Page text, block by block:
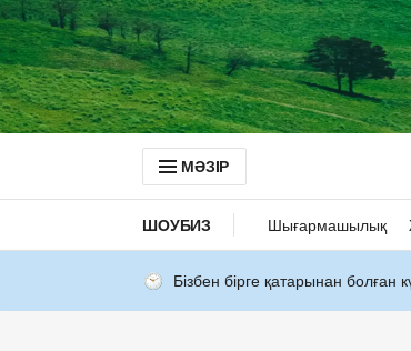
МӘЗІР
ШОУБИЗ Шығармашылық
Бізбен бірге қатарынан болған